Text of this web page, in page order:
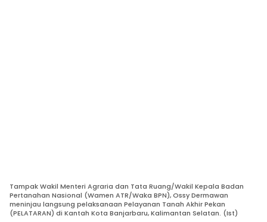
Tampak Wakil Menteri Agraria dan Tata Ruang/Wakil Kepala Badan
Pertanahan Nasional (Wamen ATR/Waka BPN), Ossy Dermawan
meninjau langsung pelaksanaan Pelayanan Tanah Akhir Pekan
(PELATARAN) di Kantah Kota Banjarbaru, Kalimantan Selatan. (Ist)